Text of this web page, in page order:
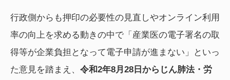
行政側からも押印の必要性の見直しやオンライン利用
率の向上を求める動きの中で「産業医の電子署名の取
得等が企業負担となって電子申請が進まない」といっ
た意見を踏まえ、 令和2年8月28日からじん肺法・労